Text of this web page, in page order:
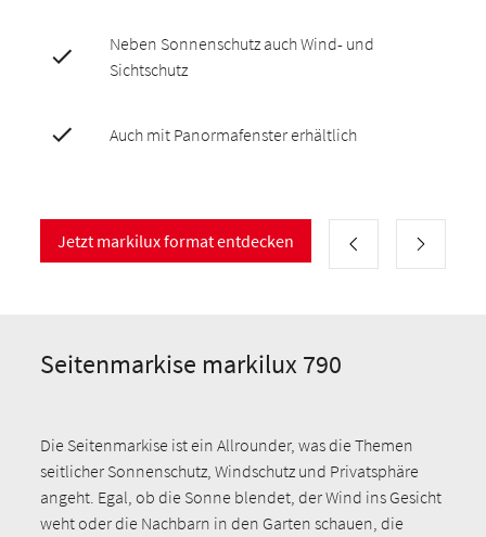
Neben Sonnenschutz auch Wind- und
Sichtschutz
Auch mit Panormafenster erhältlich
Jetzt markilux format entdecken
Seitenmarkise markilux 790
Die Seitenmarkise ist ein Allrounder, was die Themen
seitlicher Sonnenschutz, Windschutz und Privatsphäre
angeht. Egal, ob die Sonne blendet, der Wind ins Gesicht
weht oder die Nachbarn in den Garten schauen, die